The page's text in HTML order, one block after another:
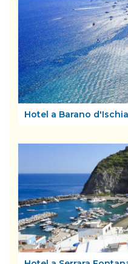
Hotel a Barano d'Ischia